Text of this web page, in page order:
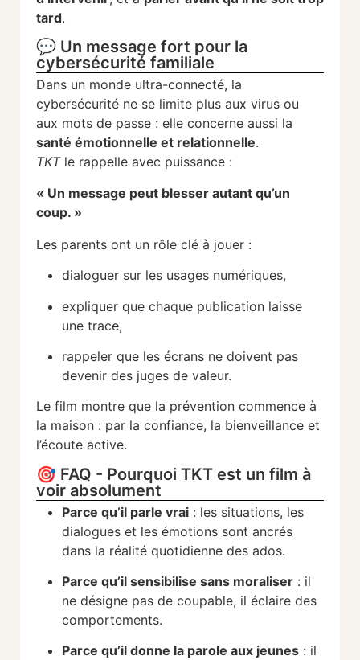
tard.
💬 Un message fort pour la
cybersécurité familiale
Dans un monde ultra-connecté, la
cybersécurité ne se limite plus aux virus ou
aux mots de passe : elle concerne aussi la
santé émotionnelle et relationnelle.
TKTle rappelle avec puissance :
« Un message peut blesser autant qu’un
coup. »
Les parents ont un rôle clé à jouer :
dialoguer sur les usages numériques,
expliquer que chaque publication laisse
une trace,
rappeler que les écrans ne doivent pas
devenir des juges de valeur.
Le film montre que la prévention commence à
la maison : par la confiance, la bienveillance et
l’écoute active.
🎯 FAQ - Pourquoi TKT est un film à
voir absolument
Parce qu’il parle vrai : les situations, les
dialogues et les émotions sont ancrés
dans la réalité quotidienne des ados.
Parce qu’il sensibilise sans moraliser : il
ne désigne pas de coupable, il éclaire des
comportements.
Parce qu’il donne la parole aux jeunes : il